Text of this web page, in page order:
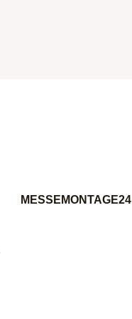
MESSEMONTAGE24